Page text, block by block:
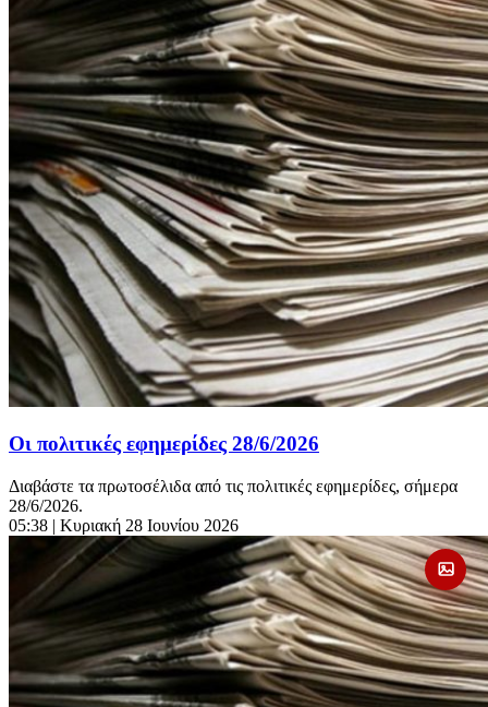
Οι πολιτικές εφημερίδες 28/6/2026
Διαβάστε τα πρωτοσέλιδα από τις πολιτικές εφημερίδες, σήμερα
28/6/2026.
05:38 | Κυριακή 28 Ιουνίου 2026